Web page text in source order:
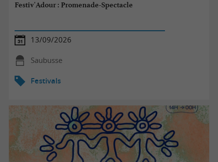
Festiv'Adour : Promenade-Spectacle
13/09/2026
Saubusse
Festivals